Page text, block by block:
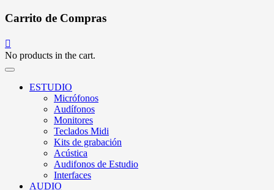
Carrito de Compras
No products in the cart.
ESTUDIO
Micrófonos
Audífonos
Monitores
Teclados Midi
Kits de grabación
Acústica
Audifonos de Estudio
Interfaces
AUDIO